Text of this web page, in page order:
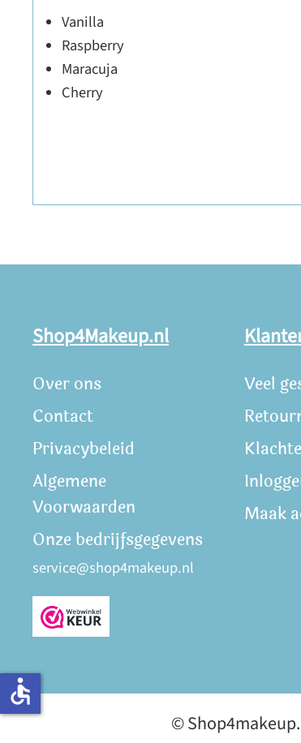
Vanilla
Raspberry
Maracuja
Cherry
Shop4Makeup.nl
Over ons
Contact
Privacybeleid
Algemene
Voorwaarden
Onze bedrijfsgegevens
service@shop4makeup.nl
Veel
Maak
©
accessible